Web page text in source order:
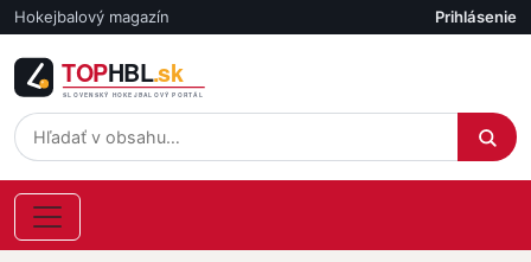
Skočiť na hlavný obsah
Hokejbalový magazín Účet
Prihlásenie